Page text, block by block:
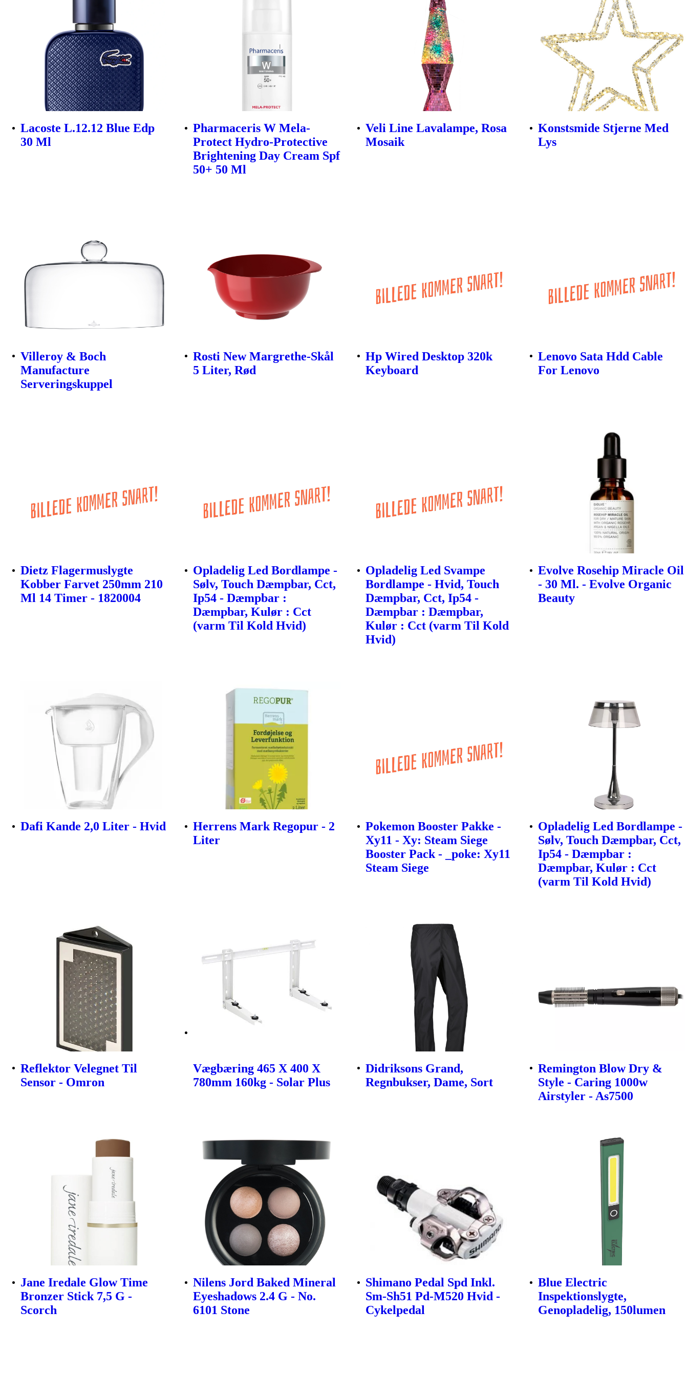
Lacoste L.12.12 Blue Edp
30 Ml
Pharmaceris W Mela-
Protect Hydro-Protective
Brightening Day Cream Spf
50+ 50 Ml
Veli Line Lavalampe, Rosa
Mosaik
Konstsmide Stjerne Med
Lys
Villeroy & Boch
Manufacture
Serveringskuppel
Rosti New Margrethe-Skål
5 Liter, Rød
Hp Wired Desktop 320k
Keyboard
Lenovo Sata Hdd Cable
For Lenovo
Dietz Flagermuslygte
Kobber Farvet 250mm 210
Ml 14 Timer - 1820004
Opladelig Led Bordlampe -
Sølv, Touch Dæmpbar, Cct,
Ip54 - Dæmpbar :
Dæmpbar, Kulør : Cct
(varm Til Kold Hvid)
Opladelig Led Svampe
Bordlampe - Hvid, Touch
Dæmpbar, Cct, Ip54 -
Dæmpbar : Dæmpbar,
Kulør : Cct (varm Til Kold
Hvid)
Evolve Rosehip Miracle Oil
- 30 Ml. - Evolve Organic
Beauty
Dafi Kande 2,0 Liter - Hvid
Herrens Mark Regopur - 2
Liter
Pokemon Booster Pakke -
Xy11 - Xy: Steam Siege
Booster Pack - _poke: Xy11
Steam Siege
Opladelig Led Bordlampe -
Sølv, Touch Dæmpbar, Cct,
Ip54 - Dæmpbar :
Dæmpbar, Kulør : Cct
(varm Til Kold Hvid)
Reflektor Velegnet Til
Sensor - Omron
Vægbæring 465 X 400 X
780mm 160kg - Solar Plus
Didriksons Grand,
Regnbukser, Dame, Sort
Remington Blow Dry &
Style - Caring 1000w
Airstyler - As7500
Jane Iredale Glow Time
Bronzer Stick 7,5 G -
Scorch
Nilens Jord Baked Mineral
Eyeshadows 2.4 G - No.
6101 Stone
Shimano Pedal Spd Inkl.
Sm-Sh51 Pd-M520 Hvid -
Cykelpedal
Blue Electric
Inspektionslygte,
Genopladelig, 150lumen